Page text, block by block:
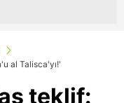
al Talisca'yı!'
teklif: